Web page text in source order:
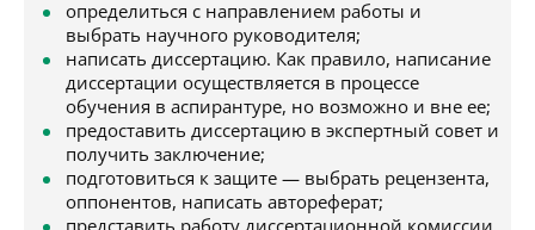
определиться с направлением работы и
выбрать научного руководителя;
написать диссертацию. Как правило, написание
диссертации осуществляется в процессе
обучения в аспирантуре, но возможно и вне ее;
предоставить диссертацию в экспертный совет и
получить заключение;
подготовиться к защите — выбрать рецензента,
оппонентов, написать автореферат;
представить работу диссертационной комиссии